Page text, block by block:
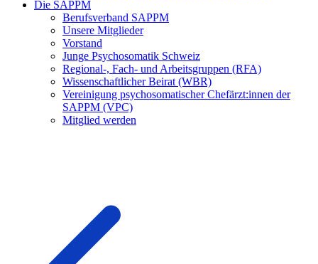
Die SAPPM
Berufsverband SAPPM
Unsere Mitglieder
Vorstand
Junge Psychosomatik Schweiz
Regional-, Fach- und Arbeitsgruppen (RFA)
Wissenschaftlicher Beirat (WBR)
Vereinigung psychosomatischer Chefärzt:innen der
SAPPM (VPC)
Mitglied werden